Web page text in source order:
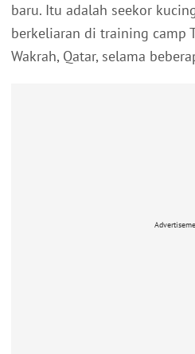
baru. Itu adalah seekor
berkeliaran di training camp
Wakrah, Qatar, selama